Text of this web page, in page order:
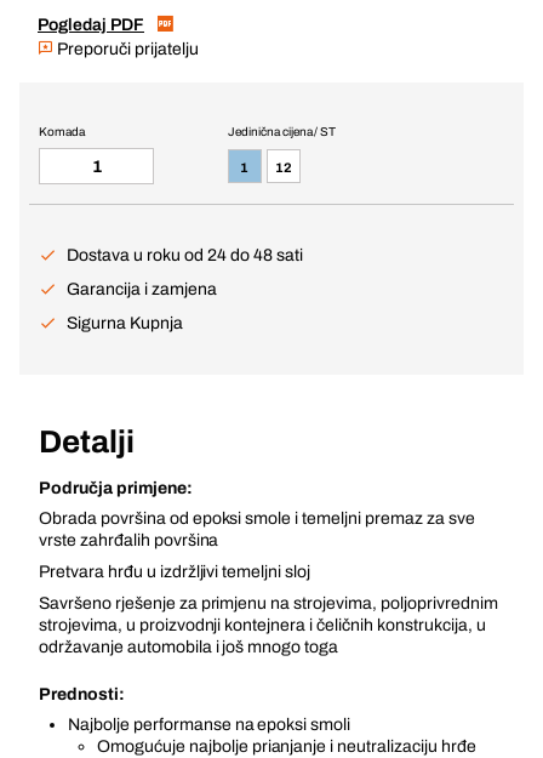
Pogledaj PDF
Preporuči prijatelju
Jedinična cijena / ST
1 12
Komada
Dostava u roku od 24 do 48 sati
Garancija i zamjena
Sigurna Kupnja
Detalji
Područja primjene:
Obrada površina od epoksi smole i temeljni premaz za sve
vrste zahrđalih površina
Pretvara hrđu u izdržljivi temeljni sloj
Savršeno rješenje za primjenu na strojevima, poljoprivrednim
strojevima, u proizvodnji kontejnera i čeličnih konstrukcija, u
održavanje automobila i još mnogo toga
Prednosti:
Najbolje performanse na epoksi smoli
Omogućuje najbolje prianjanje i neutralizaciju hrđe